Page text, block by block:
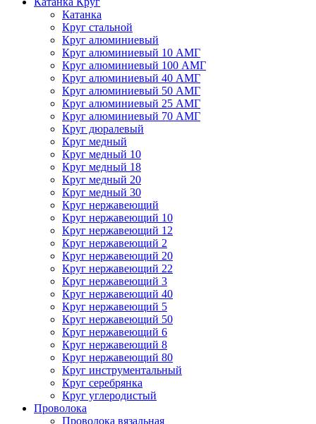
Катанка
Круг стальной
Круг алюминиевый
Круг алюминиевый 10 АМГ
Круг алюминиевый 100 АМГ
Круг алюминиевый 40 АМГ
Круг алюминиевый 50 АМГ
Круг алюминиевый 25 АМГ
Круг алюминиевый 70 АМГ
Круг дюралевый
Круг медный
Круг медный 10
Круг медный 18
Круг медный 20
Круг медный 30
Круг нержавеющий
Круг нержавеющий 10
Круг нержавеющий 12
Круг нержавеющий 2
Круг нержавеющий 20
Круг нержавеющий 22
Круг нержавеющий 3
Круг нержавеющий 40
Круг нержавеющий 5
Круг нержавеющий 50
Круг нержавеющий 6
Круг нержавеющий 8
Круг нержавеющий 80
Круг инструментальный
Круг серебрянка
Круг углеродистый
Проволока
Проволока вязальная